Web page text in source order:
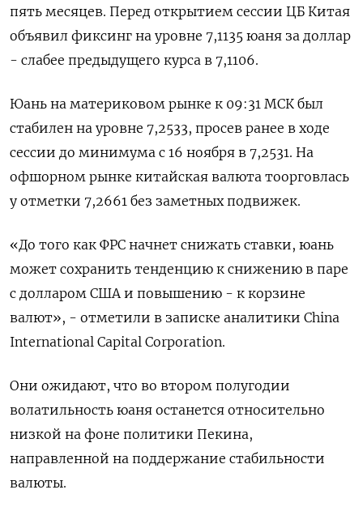
пять месяцев. Перед открытием сессии ЦБ Китая
объявил фиксинг на уровне 7,1135 юаня за доллар
- слабее предыдущего курса в 7,1106.
Юань на материковом рынке к 09:31 МСК был
стабилен на уровне 7,2533, просев ранее в ходе
сессии до минимума с 16 ноября в 7,2531. На
офшорном рынке китайская валюта тоорговлась
у отметки 7,2661 без заметных подвижек.​
«До того как ФРС начнет снижать ставки, юань
может сохранить тенденцию к снижению в паре
с долларом США и повышению - к корзине
валют», - отметили в записке аналитики China
International Capital Corporation.
Они ожидают, что во втором полугодии
волатильность юаня останется относительно
низкой на фоне политики Пекина,
направленной на поддержание стабильности
валюты.